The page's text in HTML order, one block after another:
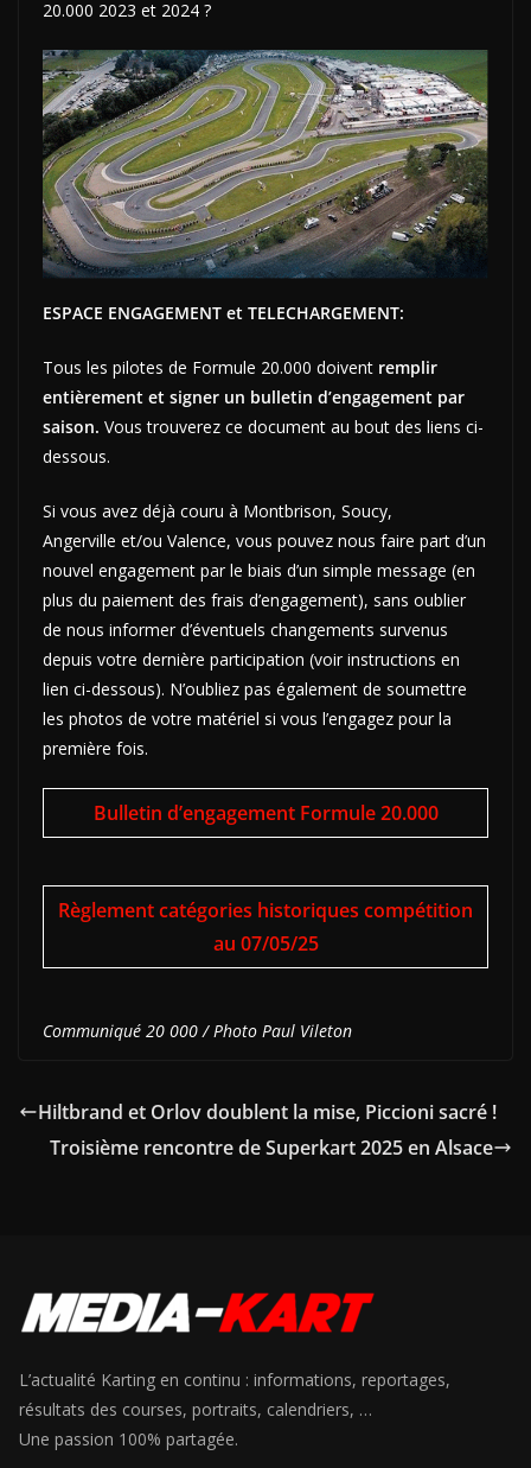
20.000 2023 et 2024 ?
ESPACE ENGAGEMENT et TELECHARGEMENT:
Tous les pilotes de Formule 20.000 doivent remplir
entièrement et signer un bulletin d’engagement par
saison. Vous trouverez ce document au bout des liens ci-
dessous.
Si vous avez déjà couru à Montbrison, Soucy,
Angerville et/ou Valence, vous pouvez nous faire part d’un
nouvel engagement par le biais d’un simple message (en
plus du paiement des frais d’engagement), sans oublier
de nous informer d’éventuels changements survenus
depuis votre dernière participation (voir instructions en
lien ci-dessous). N’oubliez pas également de soumettre
les photos de votre matériel si vous l’engagez pour la
première fois.
Bulletin d’engagement Formule 20.000
Règlement catégories historiques compétition
au 07/05/25
Communiqué 20 000 / Photo Paul Vileton
Hiltbrand et Orlov doublent la mise, Piccioni sacré !
Troisième rencontre de Superkart 2025 en Alsace
L’actualité Karting en continu : informations, reportages,
résultats des courses, portraits, calendriers, …
Une passion 100% partagée.